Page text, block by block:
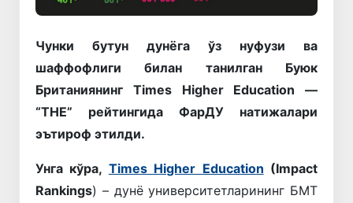
Чунки бутун дунёга ўз нуфузи ва
шаффофлиги билан танилган Буюк
Британиянинг Times Higher Education —
“THE” рейтингида ФарДУ натижалари
эътироф этилди.
Унга кўра, Times Higher Education (Impact
Rankings) – дунё университетларининг БМТ